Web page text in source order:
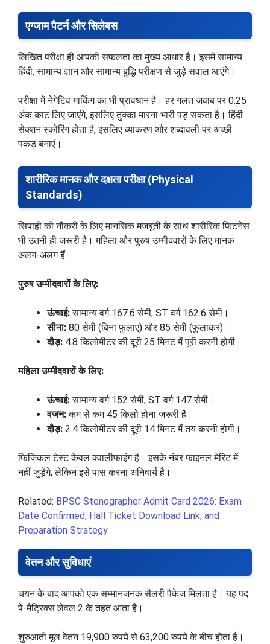
एग्जाम पैटर्न और सिलेबस
लिखित परीक्षा ही आपकी सफलता का मुख्य आधार है। इसमें सामान्य
हिंदी, सामान्य ज्ञान और सामान्य बुद्धि परीक्षण से जुड़े सवाल आएंगे।
परीक्षा में नेगेटिव मार्किंग का भी प्रावधान है। हर गलत जवाब पर 0.25
अंक काट लिए जाएंगे, इसलिए तुक्का मारना भारी पड़ सकता है। हिंदी
सेक्शन स्कोरिंग होता है, इसलिए व्याकरण और शब्दावली पर अच्छी
पकड़ बनाएं।
शारीरिक मानक और दक्षता परीक्षा (Physical
Standards)
सिपाही की नौकरी के लिए मानसिक मजबूती के साथ शारीरिक फिटनेस
भी उतनी ही जरूरी है। महिला और पुरुष उम्मीदवारों के लिए मानक
अलग-अलग हैं।
पुरुष उम्मीदवारों के लिए:
ऊंचाई:सामान्य वर्ग 167.6 सेमी, ST वर्ग 162.6 सेमी।
सीना: 80 सेमी (बिना फुलाए) और 85 सेमी (फुलाकर)।
दौड़: 4.8 किलोमीटर की दूरी 25 मिनट में पूरी करनी होगी।
महिला उम्मीदवारों के लिए:
ऊंचाई:सामान्य वर्ग 152 सेमी, ST वर्ग 147 सेमी।
वजन:कम से कम 45 किलो होना जरूरी है।
दौड़: 2.4 किलोमीटर की दूरी 14 मिनट में तय करनी होगी।
फिजिकल टेस्ट केवल क्वालीफाइंग है। इसके नंबर फाइनल मेरिट में
नहीं जुड़ेंगे, लेकिन इसे पास करना अनिवार्य है।
Related: BPSC Stenographer Admit Card 2026: Exam
Date Confirmed, Hall Ticket Download Link, and
Preparation Strategy
वेतन और सुविधाएं
चयन के बाद आपको एक सम्मानजनक सैलरी पैकेज मिलता है। यह पद
पे-मैट्रिक्स लेवल 2 के तहत आता है।
शुरुआती मूल वेतन 19,900 रुपये से 63,200 रुपये के बीच होता है।